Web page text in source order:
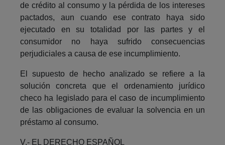
de crédito al consumo y la pérdida de los intereses
pactados, aun cuando ese contrato haya sido
ejecutado en su totalidad por las partes y el
consumidor no haya sufrido consecuencias
perjudiciales a causa de ese incumplimiento.
El supuesto de hecho analizado se refiere a la
solución concreta que el ordenamiento jurídico
checo ha legislado para el caso de incumplimiento
de las obligaciones de evaluar la solvencia en un
préstamo al consumo.
V.- EL DERECHO ESPAÑOL